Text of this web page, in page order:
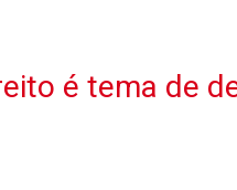
é tema de